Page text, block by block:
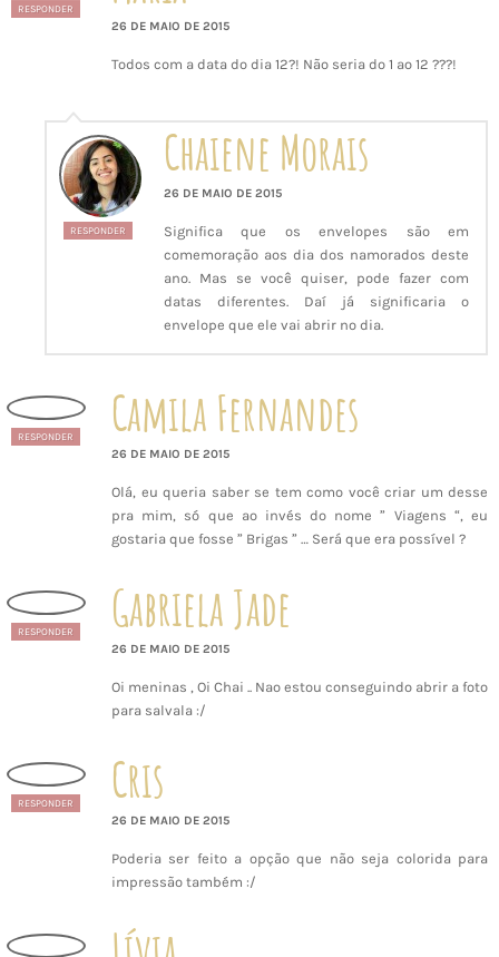
RESPONDER
26 DE MAIO DE 2015
Todos com a data do dia 12?! Não seria do 1 ao 12 ???!
RESPONDER
Chaiene Morais
26 DE MAIO DE 2015
Significa que os envelopes são em
comemoração aos dia dos namorados deste
ano. Mas se você quiser, pode fazer com
datas diferentes. Daí já significaria o
envelope que ele vai abrir no dia.
RESPONDER Camila Fernandes
26 DE MAIO DE 2015
Olá, eu queria saber se tem como você criar um desse
pra mim, só que ao invés do nome ” Viagens “, eu
gostaria que fosse ” Brigas ” … Será que era possível ?
RESPONDER Gabriela Jade
26 DE MAIO DE 2015
Oi meninas , Oi Chai .. Nao estou conseguindo abrir a foto
para salvala :/
RESPONDER Cris
26 DE MAIO DE 2015
Poderia ser feito a opção que não seja colorida para
impressão também :/